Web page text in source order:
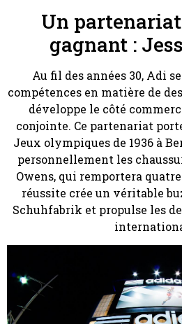
Un
gagnant :
Au fil des années 30, Adi
compétences en matière de
développe le côté
conjointe. Ce partenariat
Jeux olympiques de 1936 à
personnellement les
Owens, qui remportera
réussite crée un véritable
Schuhfabrik et propulse les